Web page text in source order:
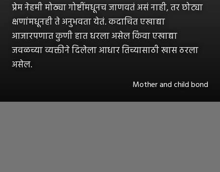
प्रेम नेहमी मोठ्या गोष्टींमधूनच जाणवतं असं नाही, तर छोट्या
क्षणांमधूनही ते अनुभवता येतं. कदाचित एखाद्या
आजारपणात कुणी हात धरला असेल किंवा एखाद्या
जवळच्या व्यक्तीने दिलेला आधार तिच्यासाठी खास ठरला
असेल.
Mother and child bond